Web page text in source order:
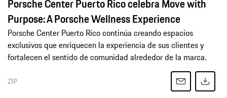
Porsche Center Puerto Rico celebra Move with
Purpose: A Porsche Wellness Experience
Porsche Center Puerto Rico continúa creando espacios
exclusivos que enriquecen la experiencia de sus clientes y
fortalecen el sentido de comunidad alrededor de la marca.
ZIP